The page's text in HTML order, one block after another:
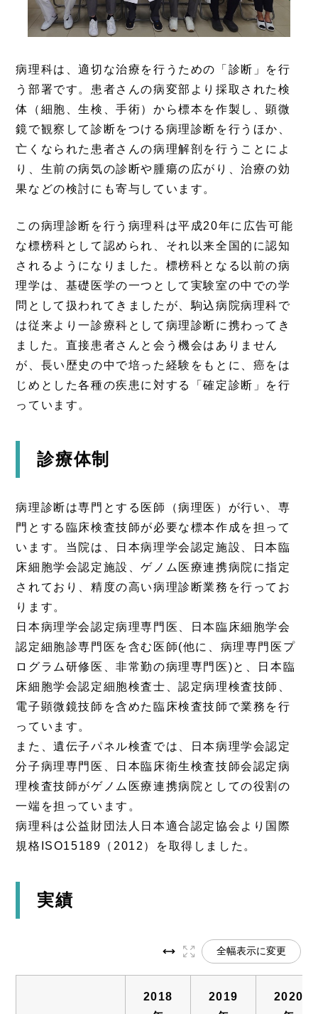
病理科は、適切な治療を行うための「診断」を行
う部署です。患者さんの病変部より採取された検
体（細胞、生検、手術）から標本を作製し、顕微
鏡で観察して診断をつける病理診断を行うほか、
亡くなられた患者さんの病理解剖を行うことによ
り、生前の病気の診断や腫瘍の広がり、治療の効
果などの検討にも寄与しています。
この病理診断を行う病理科は平成20年に広告可能
な標榜科として認められ、それ以来全国的に認知
されるようになりました。標榜科となる以前の病
理学は、基礎医学の一つとして実験室の中での学
問として扱われてきましたが、駒込病院病理科で
は従来より一診療科として病理診断に携わってき
ました。直接患者さんと会う機会はありません
が、長い歴史の中で培った経験をもとに、癌をは
じめとした各種の疾患に対する「確定診断」を行
っています。
診療体制
病理診断は専門とする医師（病理医）が行い、専
門とする臨床検査技師が必要な標本作成を担って
います。当院は、日本病理学会認定施設、日本臨
床細胞学会認定施設、ゲノム医療連携病院に指定
されており、精度の高い病理診断業務を行ってお
ります。
日本病理学会認定病理専門医、日本臨床細胞学会
認定細胞診専門医を含む医師(他に、病理専門医プ
ログラム研修医、非常勤の病理専門医)と、日本臨
床細胞学会認定細胞検査士、認定病理検査技師、
電子顕微鏡技師を含めた臨床検査技師で業務を行
っています。
また、遺伝子パネル検査では、日本病理学会認定
分子病理専門医、日本臨床衛生検査技師会認定病
理検査技師がゲノム医療連携病院としての役割の
一端を担っています。
病理科は公益財団法人日本適合認定協会より国際
規格ISO15189（2012）を取得しました。
実績
全幅表示に変更
2018
2019
2020